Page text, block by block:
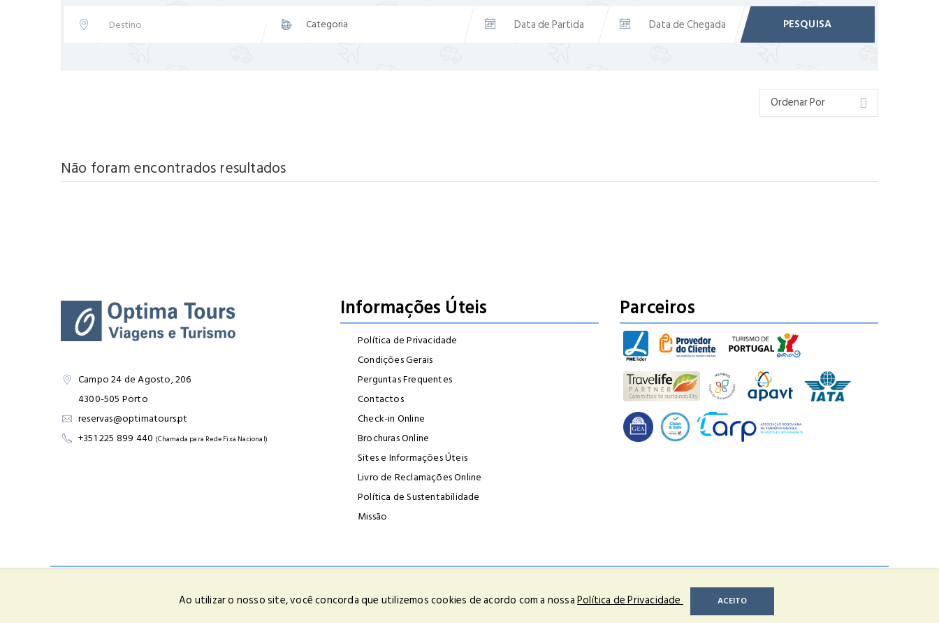
PESQUISA
Não foram encontrados resultados
Campo 24 de Agosto, 206
4300-505 Porto
reservas@optimatours.pt
+351 225 899 440 (Chamada para Rede Fixa Nacional)
Informações Úteis
Política de Privacidade
Condições Gerais
Perguntas Frequentes
Contactos
Check-in Online
Brochuras Online
Sites e Informações Úteis
Livro de Reclamações Online
Política de Sustentabilidade
Missão
Parceiros
Ao utilizar o nosso site, você concorda que utilizemos cookies de acordo com a nossaPolítica de Privacidade ACEITO